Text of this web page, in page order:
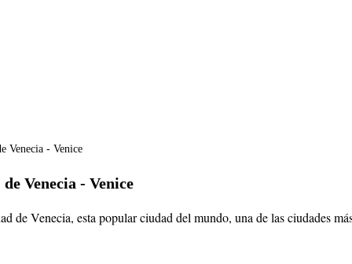
Venecia - Venice
de Venecia, esta popular ciudad del mundo, una de las ciudades